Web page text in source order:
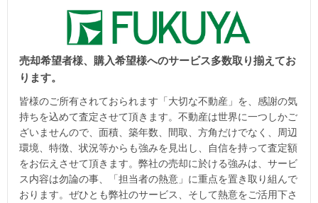
売却希望者様、購入希望様へのサービス多数取り揃えてお
ります。
皆様のご所有されておられます「大切な不動産」を、感謝の気
持ちを込めて査定させて頂きます。不動産は世界に一つしかご
ざいませんので、面積、築年数、間取、方角だけでなく、周辺
環境、特徴、状況等からも強みを見出し、自信を持って査定額
をお伝えさせて頂きます。弊社の売却に於ける強みは、サービ
ス内容は勿論の事、「担当者の熱意」に重点を置き取り組んで
おります。ぜひとも弊社のサービス、そして熱意をご活用下さ
不動産の売却・一括査定
家査定シミュレーター
お問い合わせ